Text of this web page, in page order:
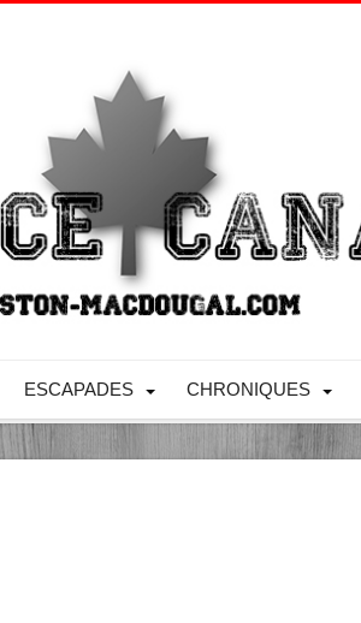
ESCAPADES CHRONIQUES